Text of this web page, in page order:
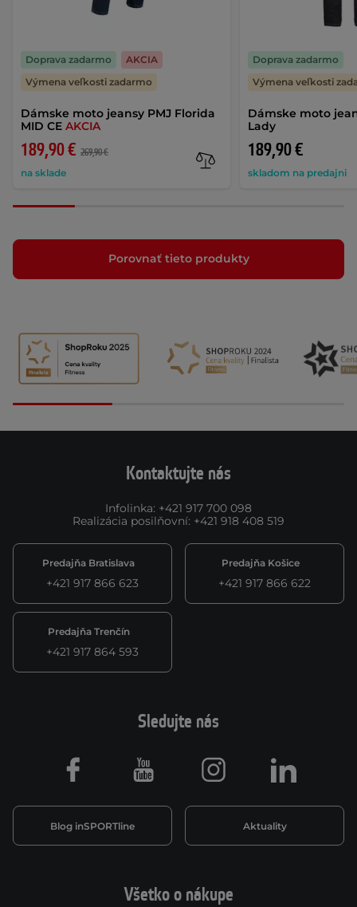
Dámske moto jeansy PMJ Florida
MID CE AKCIA
189,90 € 269,90 €
na sklade
Doprava zadarmo
AKCIA
Výmena veľkosti zadarmo
Dámske moto
Lady
189,90 €
skladom na predajni
Doprava zadarmo
Výmena veľkosti
Porovnať tieto produkty
Kontaktujte nás
Infolinka: +421 917 700 098
Realizácia posilňovní: +421 918 408 519
Predajňa Bratislava
+421 917 866 623
Predajňa Košice
+421 917 866 622
Predajňa Trenčín
+421 917 864 593
Všetko o nákupe
Sledujte nás
Blog inSPORTline Aktuality
Facebook Youtube Instagram LinkedIn